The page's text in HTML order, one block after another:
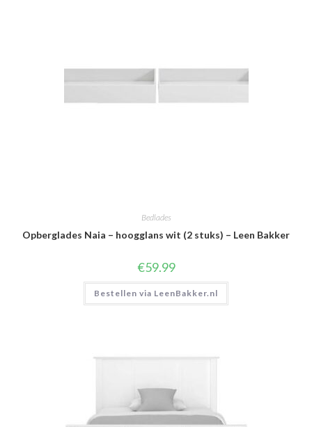
Bedlades
Opberglades Naia – hoogglans wit (2 stuks) – Leen Bakker
€59.99
Bestellen via LeenBakker.nl